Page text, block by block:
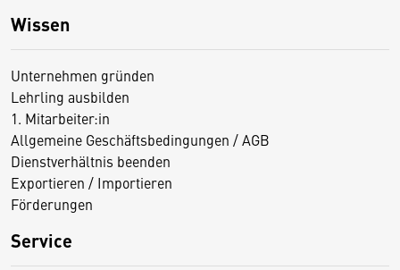
Wissen
Unternehmen gründen
Lehrling ausbilden
1. Mitarbeiter:in
Allgemeine Geschäftsbedingungen / AGB
Dienstverhältnis beenden
Exportieren / Importieren
Förderungen
Service